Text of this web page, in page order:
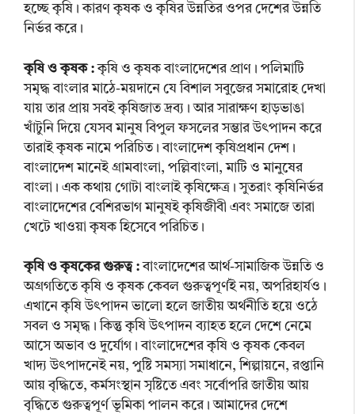
হচ্ছে কৃষি। কারণ কৃষক ও কৃষির উন্নতির ওপর দেশের উন্নতি
নির্ভর করে।
কৃষি ও কৃষক :কৃষি ও কৃষক বাংলাদেশের প্রাণ। পলিমাটি
সমৃদ্ধ বাংলার মাঠে-ময়দানে যে বিশাল সবুজের সমারোহ দেখা
যায় তার প্রায় সবই কৃষিজাত দ্রব্য। আর সারাক্ষণ হাড়ভাঙা
খাঁটুনি দিয়ে যেসব মানুষ বিপুল ফসলের সম্ভার উৎপাদন করে
তারাই কৃষক নামে পরিচিত। বাংলাদেশ কৃষিপ্রধান দেশ।
বাংলাদেশ মানেই গ্রামবাংলা, পল্লিবাংলা, মাটি ও মানুষের
বাংলা। এক কথায় গোটা বাংলাই কৃষিক্ষেত্র। সুতরাং কৃষিনির্ভর
বাংলাদেশের বেশিরভাগ মানুষই কৃষিজীবী এবং সমাজে তারা
খেটে খাওয়া কৃষক হিসেবে পরিচিত।
কৃষি ও কৃষকের গুরুত্ব :বাংলাদেশের আর্থ-সামাজিক উন্নতি ও
অগ্রগতিতে কৃষি ও কৃষক কেবল গুরুত্বপূর্ণই নয়, অপরিহার্যও।
এখানে কৃষি উৎপাদন ভালো হলে জাতীয় অর্থনীতি হয়ে ওঠে
সবল ও সমৃদ্ধ। কিন্তু কৃষি উৎপাদন ব্যাহত হলে দেশে নেমে
আসে অভাব ও দুর্যোগ। বাংলাদেশের কৃষি ও কৃষক কেবল
খাদ্য উৎপাদনেই নয়, পুষ্টি সমস্যা সমাধানে, শিল্পায়নে, রপ্তানি
আয় বৃদ্ধিতে, কর্মসংস্থান সৃষ্টিতে এবং সর্বোপরি জাতীয় আয়
বৃদ্ধিতে গুরুত্বপূর্ণ ভূমিকা পালন করে। আমাদের দেশে